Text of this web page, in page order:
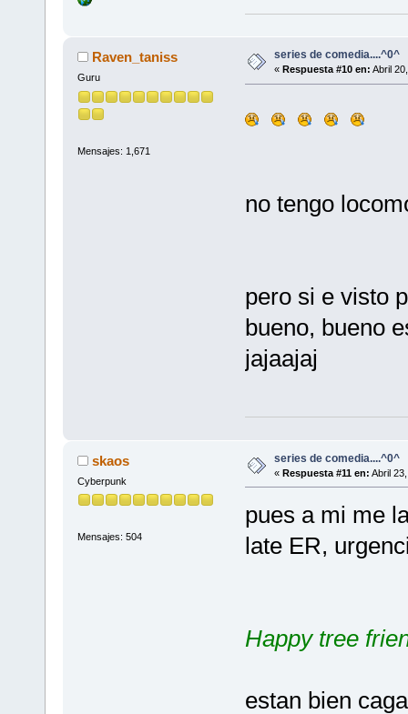
Raven_taniss
Guru
Mensajes: 1,671
series de comedia....^0^
« Respuesta #10 en: Abril
no tengo
pero si e visto
bueno, bueno
jajaajaj
skaos
Cyberpunk
Mensajes: 504
series de comedia....^0^
« Respuesta #11 en: Abril
pues a mi me
late ER,
Happy tree
estan bien